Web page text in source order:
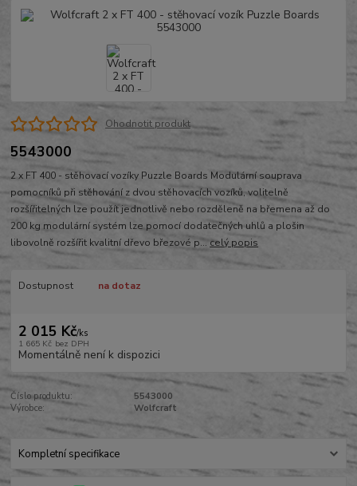
Ohodnotit produkt
5543000
2 x FT 400 - stěhovací vozíky Puzzle Boards Modulární souprava
pomocníků při stěhování z dvou stěhovacích vozíků, volitelně
rozšířitelných lze použít jednotlivě nebo rozděleně na břemena až do
200 kg modulární systém lze pomocí dodatečných uhlů a plošin
libovolně rozšířit kvalitní dřevo březové p... celý popis
Dostupnost na dotaz
2 015 Kč/ks
1 665 Kč bez DPH
Momentálně není k dispozici
Číslo produktu:
5543000
Výrobce:
Wolfcraft
Kompletní specifikace